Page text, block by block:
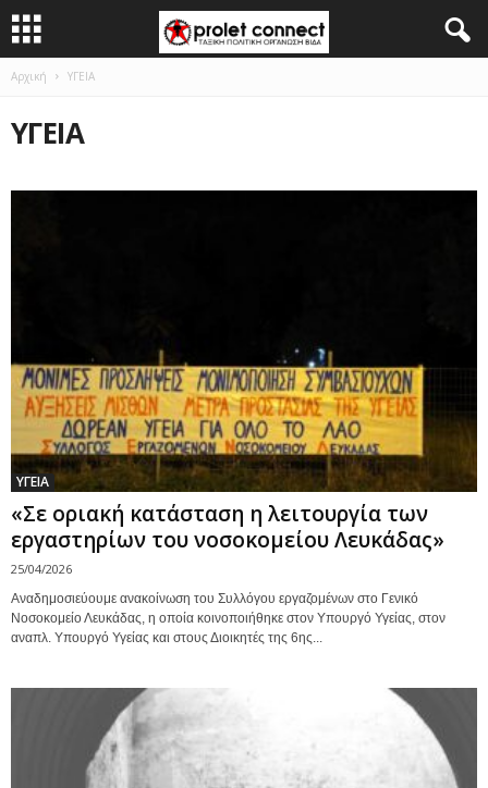
Αρχική ΥΓΕΙΑ
ΥΓΕΙΑ
ΥΓΕΙΑ
«Σε οριακή κατάσταση η λειτουργία των
εργαστηρίων του νοσοκομείου Λευκάδας»
25/04/2026
Αναδημοσιεύουμε ανακοίνωση του Συλλόγου εργαζομένων στο Γενικό
Νοσοκομείο Λευκάδας, η οποία κοινοποιήθηκε στον Υπουργό Υγείας, στον
αναπλ. Υπουργό Υγείας και στους Διοικητές της 6ης...